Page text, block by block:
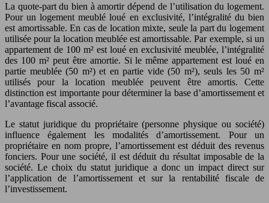
La quote-part du bien à amortir dépend de l’utilisation du logement.
Pour un logement meublé loué en exclusivité, l’intégralité du bien
est amortissable. En cas de location mixte, seule la part du logement
utilisée pour la location meublée est amortissable. Par exemple, si un
appartement de 100 m² est loué en exclusivité meublée, l’intégralité
des 100 m² peut être amortie. Si le même appartement est loué en
partie meublée (50 m²) et en partie vide (50 m²), seuls les 50 m²
utilisés pour la location meublée peuvent être amortis. Cette
distinction est importante pour déterminer la base d’amortissement et
l’avantage fiscal associé.
Le statut juridique du propriétaire (personne physique ou société)
influence également les modalités d’amortissement. Pour un
propriétaire en nom propre, l’amortissement est déduit des revenus
fonciers. Pour une société, il est déduit du résultat imposable de la
société. Le choix du statut juridique a donc un impact direct sur
l’application de l’amortissement et sur la rentabilité fiscale de
l’investissement.